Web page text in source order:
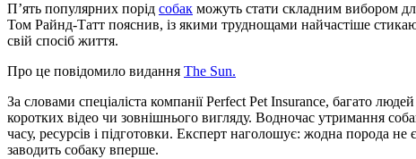
П’ять популярних порід собак можуть стати складним вибором
Том Райнд-Татт пояснив, із якими труднощами найчастіше
свій спосіб життя.
Про це повідомило видання The Sun.
За словами спеціаліста компанії Perfect Pet Insurance, багато
коротких відео чи зовнішнього вигляду. Водночас утримання
часу, ресурсів і підготовки. Експерт наголошує: жодна порода не
заводить собаку вперше.